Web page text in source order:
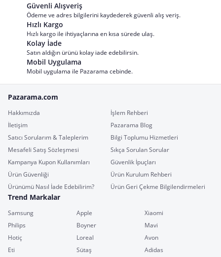
Güvenli Alışveriş
Ödeme ve adres bilgilerini kaydederek güvenli alış veriş.
Hızlı Kargo
Hızlı kargo ile ihtiyaçlarına en kısa sürede ulaş.
Kolay İade
Satın aldığın ürünü kolay iade edebilirsin.
Mobil Uygulama
Mobil uygulama ile Pazarama cebinde.
Pazarama.com
Hakkımızda
İşlem Rehberi
İletişim
Pazarama Blog
Satıcı Sorularım & Taleplerim
Bilgi Toplumu Hizmetleri
Mesafeli Satış Sözleşmesi
Sıkça Sorulan Sorular
Kampanya Kupon Kullanımları
Güvenlik İpuçları
Ürün Güvenliği
Ürün Kurulum Rehberi
Ürünümü Nasıl İade Edebilirim?
Ürün Geri Çekme Bilgilendirmeleri
Trend Markalar
Samsung Apple
Xiaomi
Philips
Boyner
Mavi
Hotiç
Loreal
Avon
Eti
Sütaş
Adidas